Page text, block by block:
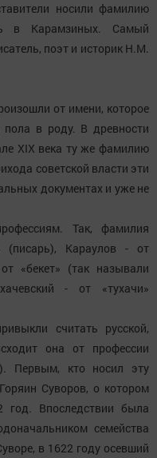
носили фамилию
в Карамзиных. Самый
поэт и историк Н.М.
от имени, которое
пола в роду. В древности
XIX века ту же фамилию
советской власти эти
документах и уже не
Так, фамилия
(писарь), Караулов - от
«бекет» (так называли
- от «тухачи»
считать русской,
она от профессии
Первым, кто носил эту
Суворов, о котором
год. Впоследствии была
семейства
в 1622 году осевший